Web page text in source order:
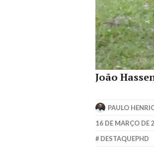
João
PAULO
16 DE MARÇO DE
DESTAQUEPHD